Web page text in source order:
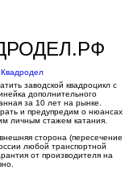
заводской квадроцикл с
дополнительного
за 10 лет на рынке.
и предупредим о нюансах
личным стажем катания.
сторона (пересечение
любой транспортной
от производителя на